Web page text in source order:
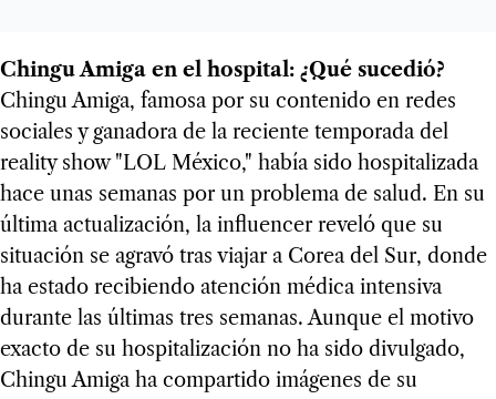
Chingu Amiga en el hospital: ¿Qué sucedió?
Chingu Amiga, famosa por su contenido en redes
sociales y ganadora de la reciente temporada del
reality show "LOL México," había sido hospitalizada
hace unas semanas por un problema de salud. En su
última actualización, la influencer reveló que su
situación se agravó tras viajar a Corea del Sur, donde
ha estado recibiendo atención médica intensiva
durante las últimas tres semanas. Aunque el motivo
exacto de su hospitalización no ha sido divulgado,
Chingu Amiga ha compartido imágenes de su